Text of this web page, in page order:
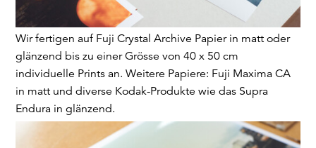
Wir fertigen auf Fuji Crystal Archive Papier in matt oder
glänzend bis zu einer Grösse von 40 x 50 cm
individuelle Prints an.Weitere Papiere: Fuji Maxima CA
in matt und diverse Kodak-Produkte wie das Supra
Endura in glänzend.